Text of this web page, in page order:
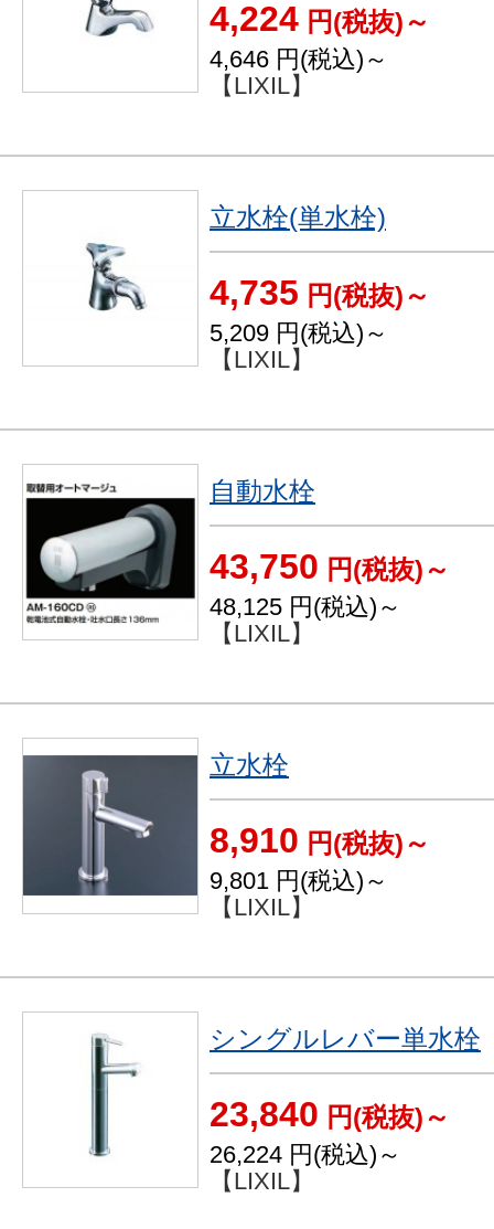
4,224 円(税抜)～
4,646 円(税込)～
【LIXIL】
立水栓(単水栓)
4,735 円(税抜)～
5,209 円(税込)～
【LIXIL】
自動水栓
43,750 円(税抜)～
48,125 円(税込)～
【LIXIL】
立水栓
8,910 円(税抜)～
9,801 円(税込)～
【LIXIL】
シングルレバー単水栓
23,840 円(税抜)～
26,224 円(税込)～
【LIXIL】